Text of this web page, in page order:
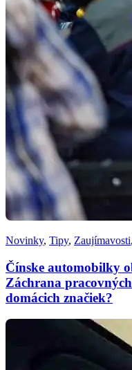
Novinky, Tipy, Zaujímavosti,
Čínske automobilky
Záchrana
domácich značiek?